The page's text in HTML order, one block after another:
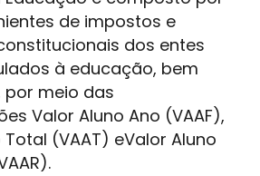
de impostos e
dos entes
à educação, bem
por meio das
Valor Aluno Ano (VAAF),
(VAAT) eValor Aluno